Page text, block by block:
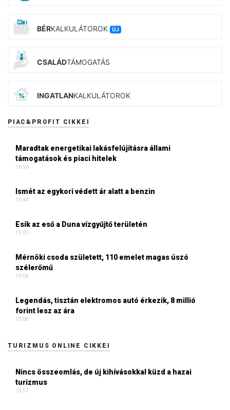
BÉRKALKULÁTOROK ÚJ
CSALÁDTÁMOGATÁS
INGATLANKALKULÁTOROK
PIAC&PROFIT CIKKEI
Maradtak energetikai lakásfelújításra állami
támogatások és piaci hitelek
16:56
Ismét az egykori védett ár alatt a benzin
15:44
Esik az eső a Duna vízgyűjtő területén
15:01
Mérnöki csoda született, 110 emelet magas úszó
szélerőmű
14:06
Legendás, tisztán elektromos autó érkezik, 8 millió
forint lesz az ára
13:06
TURIZMUS ONLINE CIKKEI
Nincs összeomlás, de új kihívásokkal küzd a hazai
turizmus
14:57